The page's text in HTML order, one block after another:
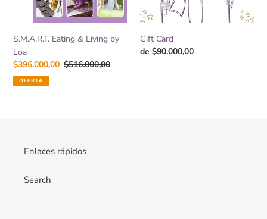
S.M.A.R.T. Eating & Living by
Loa
Precio
de
venta
$396.000,00 Precio
$516.000,00
OFERTA
Gift Card
Precio
de $90.000,00
Enlaces rápidos
Search